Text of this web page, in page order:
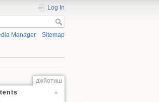
Log In
Manager Sitemap
джйотиш